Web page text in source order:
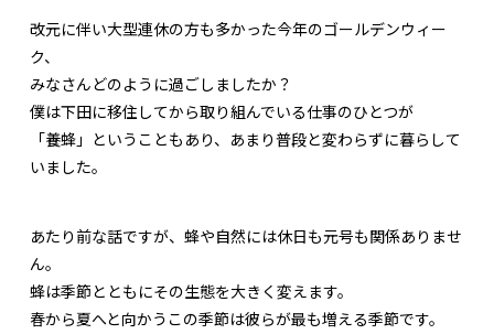
改元に伴い大型連休の方も多かった今年のゴールデンウィー
ク、
みなさんどのように過ごしましたか？
僕は下田に移住してから取り組んでいる仕事のひとつが
「養蜂」ということもあり、あまり普段と変わらずに暮らして
いました。
あたり前な話ですが、蜂や自然には休日も元号も関係ありませ
ん。
蜂は季節とともにその生態を大きく変えます。
春から夏へと向かうこの季節は彼らが最も増える季節です。